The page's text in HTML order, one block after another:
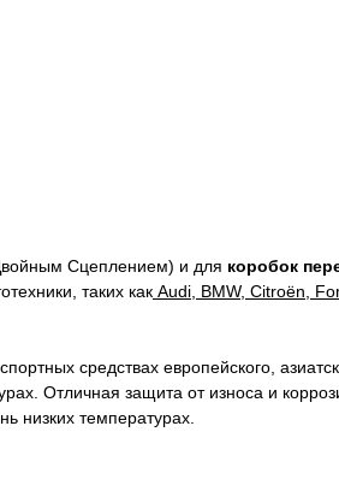
Сцеплением) и для коробок
таких как Audi, BMW, Citroën,
средствах европейского,
Отличная защита от износа и
низких температурах.